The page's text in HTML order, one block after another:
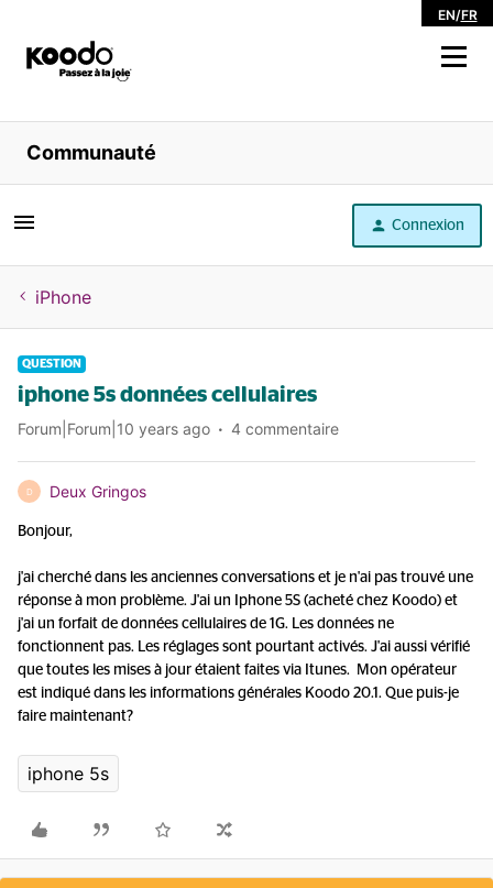
EN/FR
Magasiner
Libre service
Aide
Communauté
Connexion
iPhone
QUESTION
iphone 5s données cellulaires
Forum|Forum|10 years ago 4 commentaire
D Deux Gringos
Bonjour,
j'ai cherché dans les anciennes conversations et je n'ai pas trouvé une
réponse à mon problème. J'ai un Iphone 5S (acheté chez Koodo) et
j'ai un forfait de données cellulaires de 1G. Les données ne
fonctionnent pas. Les réglages sont pourtant activés. J'ai aussi vérifié
que toutes les mises à jour étaient faites via Itunes. Mon opérateur
est indiqué dans les informations générales Koodo 20.1. Que puis-je
faire maintenant?
iphone 5s